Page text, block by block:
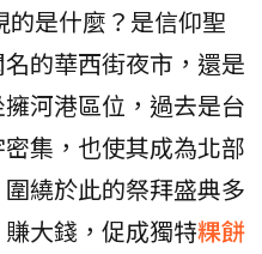
的是什麼？是信仰聖
的華西街夜市，還是
河港區位，過去是台
集，也使其成為北部
繞於此的祭拜盛典多
大錢，促成獨特粿餅